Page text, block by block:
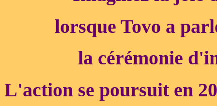
lorsque Tovo a
la cérémonie
L'action se poursuit en